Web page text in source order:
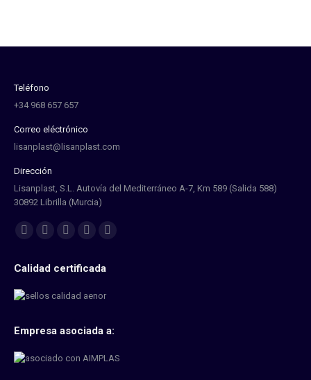
Teléfono
+34 968 657 657
Correo eléctrónico
lisanplast@lisanplast.com
Dirección
Lisanplast, S.L. Autovía del Mediterráneo A-7, Km 589 (Salida 588)
30892 Librilla (Murcia)
Find us on:
Calidad certificada
Empresa asociada a: